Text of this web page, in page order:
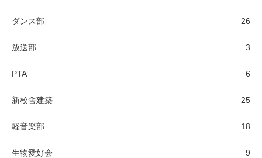
ダンス部 26
放送部 3
PTA 6
新校舎建築 25
軽音楽部 18
生物愛好会 9